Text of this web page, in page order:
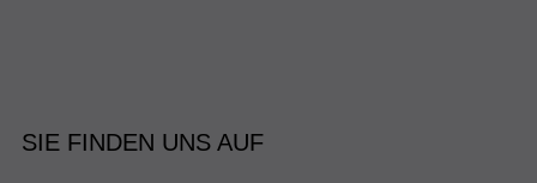
SIE FINDEN UNS AUF